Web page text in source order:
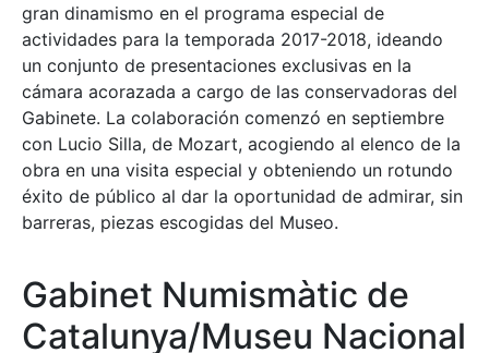
gran dinamismo en el programa especial de
actividades para la temporada 2017-2018, ideando
un conjunto de presentaciones exclusivas en la
cámara acorazada a cargo de las conservadoras del
Gabinete. La colaboración comenzó en septiembre
con Lucio Silla, de Mozart, acogiendo al elenco de la
obra en una visita especial y obteniendo un rotundo
éxito de público al dar la oportunidad de admirar, sin
barreras, piezas escogidas del Museo.
Gabinet Numismàtic de
Catalunya/Museu Nacional